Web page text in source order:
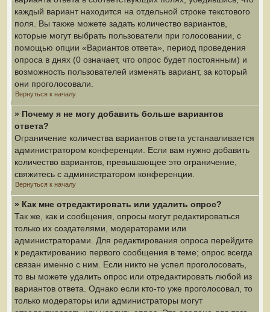
каждый вариант находится на отдельной строке текстового
поля. Вы также можете задать количество вариантов,
которые могут выбрать пользователи при голосовании, с
помощью опции «Вариантов ответа», период проведения
опроса в днях (0 означает, что опрос будет постоянным) и
возможность пользователей изменять вариант, за который
они проголосовали.
Вернуться к началу
» Почему я не могу добавить больше вариантов
ответа?
Ограничение количества вариантов ответа устанавливается
администратором конференции. Если вам нужно добавить
количество вариантов, превышающее это ограничение,
свяжитесь с администратором конференции.
Вернуться к началу
» Как мне отредактировать или удалить опрос?
Так же, как и сообщения, опросы могут редактироваться
только их создателями, модераторами или
администраторами. Для редактирования опроса перейдите
к редактированию первого сообщения в теме; опрос всегда
связан именно с ним. Если никто не успел проголосовать,
то вы можете удалить опрос или отредактировать любой из
вариантов ответа. Однако если кто-то уже проголосовал, то
только модераторы или администраторы могут